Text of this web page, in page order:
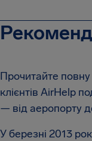
Прочитайте повну
клієнтів AirHelp
— від аеропорту
У березні 2013